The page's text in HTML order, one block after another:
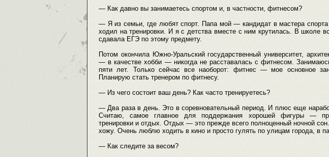
— Как давно вы занимаетесь спортом и, в частности, фитнесом?
— Я из семьи, где любят спорт. Папа мой — кандидат в мастера спорта
ходил на тренировки. И я с детства вместе с ним крутилась. В школе
сдавала ЕГЭ по этому предмету.
Потом окончила Южно-Уральский государственный университет,
— в качестве хобби — никогда не расставалась с фитнесом.
пяти лет. Только сейчас все наоборот: фитнес — мое основное
Планирую стать тренером по фитнесу.
— Из чего состоит ваш день? Как часто тренируетесь?
— Два раза в день. Это в соревновательный период. И плюс еще
Считаю, самое главное для поддержания хорошей фигуры —
тренировки и отдых. Отдых — это прежде всего полноценный ночной
хожу. Очень люблю ходить в кино и просто гулять по улицам города, в
— Как следите за весом?